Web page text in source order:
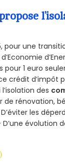
pour une
pour 1 euro
crédit d’impôt
des
de rénovation,
les
évolution